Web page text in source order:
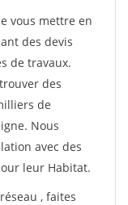
vous mettre en
des devis
de travaux.
des
de
Nous
avec des
leur Habitat.
, faites